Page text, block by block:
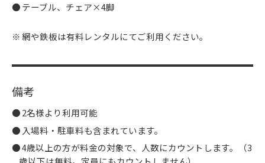
テーブル、チェア×4脚
網や鉄板は有料レンタルにてご利用ください。
備考
2名様より利用可能
入場料・駐車料も含まれています。
4歳以上の方が料金の対象で、人数にカウントします。（3